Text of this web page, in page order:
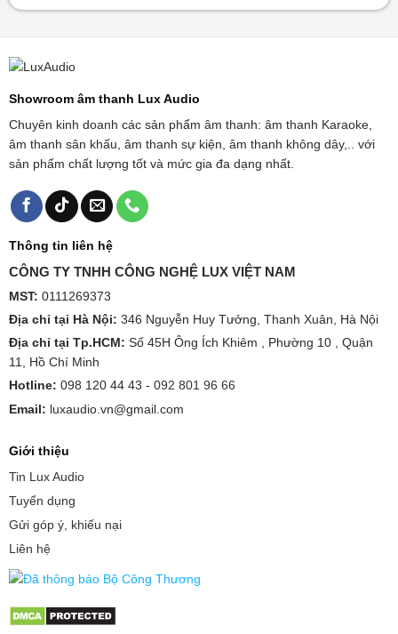
Showroom âm thanh Lux Audio
Chuyên kinh doanh các sản phẩm âm thanh: âm thanh Karaoke,
âm thanh sân khấu, âm thanh sự kiện, âm thanh không dây,.. với
sản phẩm chất lượng tốt và mức gia đa dạng nhất.
Thông tin liên hệ
CÔNG TY TNHH CÔNG NGHỆ LUX VIỆT NAM
MST: 0111269373
Địa chỉ tại Hà Nội: 346 Nguyễn Huy Tưởng, Thanh Xuân, Hà Nội
Địa chỉ tại Tp.HCM: Số 45H Ông Ích Khiêm , Phường 10 , Quận
11, Hồ Chí Minh
Hotline: 098 120 44 43 - 092 801 96 66
Email: luxaudio.vn@gmail.com
Giới thiệu
Tin Lux Audio
Tuyển dụng
Gửi góp ý, khiếu nại
Liên hệ